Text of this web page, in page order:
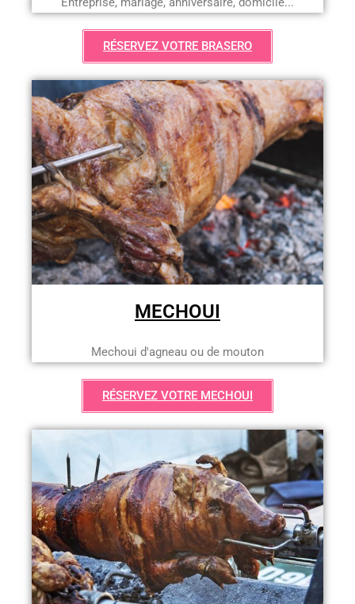
RÉSERVEZ VOTRE BRASERO
MECHOUI
Mechoui d'agneau ou de mouton
RÉSERVEZ VOTRE MECHOUI